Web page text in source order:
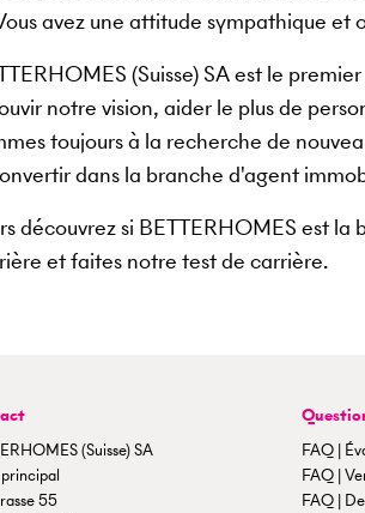
avez une attitude sympathique et
(Suisse) SA est le
notre vision, aider le plus de
toujours à la recherche de
dans la branche d'agent
découvrez si BETTERHOMES est
et faites notre test de carrière.
(Suisse) SA
55
FAQ |
FAQ |
FAQ |